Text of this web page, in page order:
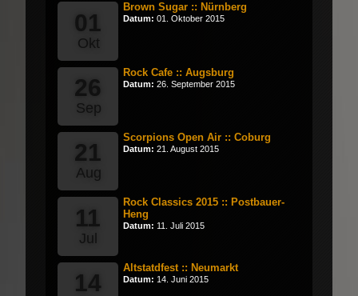
01
Okt
Brown Sugar :: Nürnberg
Datum: 01. Oktober 2015
26
Sep
Rock Cafe :: Augsburg
Datum: 26. September 2015
21
Aug
Scorpions Open Air :: Coburg
Datum: 21. August 2015
11
Jul
Rock Classics 2015 :: Postbauer-
Heng
Datum: 11. Juli 2015
14
Altstatdfest :: Neumarkt
Datum: 14. Juni 2015